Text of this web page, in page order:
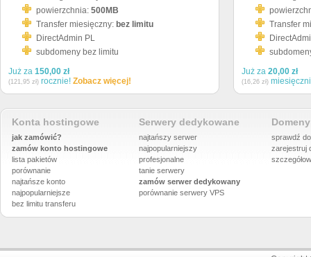
powierzchnia: 500MB
Transfer miesięczny: bez limitu
DirectAdmin PL
subdomeny bez limitu
Już za 150,00 zł
(121,95 zł) rocznie! Zobacz więcej!
Transfer
Już za 20,00 zł
(16,26 zł)
Konta hostingowe
jak zamówić?
zamów konto hostingowe
lista pakietów
porównanie
najtańsze konto
najpopularniejsze
bez limitu transferu
Serwery dedykowane
najtańszy serwer
najpopularniejszy
profesjonalne
tanie serwery
zamów serwer dedykowany
porównanie serwery VPS
sprawdź
zarejestruj